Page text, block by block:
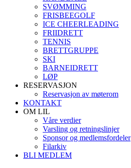
SVØMMING
FRISBEEGOLF
ICE CHEERLEADING
FRIIDRETT
TENNIS
BRETTGRUPPE
SKI
BARNEIDRETT
LØP
RESERVASJON
Reservasjon av møterom
KONTAKT
OM LIL
Våre verdier
Varsling og retningslinjer
Sponsor og medlemsfordeler
Filarkiv
BLI MEDLEM